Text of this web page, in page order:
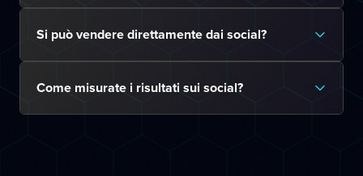
Si può vendere direttamente dai social?
Come misurate i risultati sui social?